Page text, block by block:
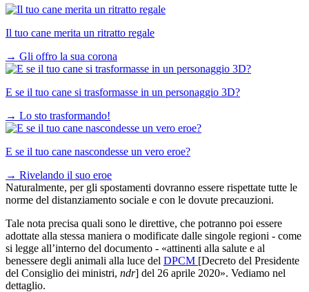
Il tuo cane merita un ritratto regale
→ Gli offro la sua corona
E se il tuo cane si trasformasse in un personaggio 3D?
→ Lo sto trasformando!
E se il tuo cane nascondesse un vero eroe?
→ Rivelando il suo eroe
Naturalmente, per gli spostamenti dovranno essere rispettate tutte le
norme del distanziamento sociale e con le dovute precauzioni.
Tale nota precisa quali sono le direttive, che potranno poi essere
adottate alla stessa maniera o modificate dalle singole regioni - come
si legge all’interno del documento - «attinenti alla salute e al
benessere degli animali alla luce del DPCM [Decreto del Presidente
del Consiglio dei ministri, ndr] del 26 aprile 2020». Vediamo nel
dettaglio.